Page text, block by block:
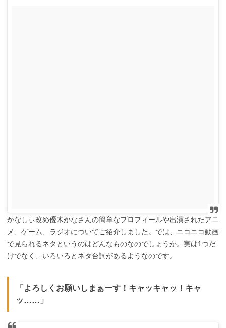
かなしぃ改め優木かなさんの簡単なプロフィールや出演されたアニ
メ、ゲーム、ラジオについてご紹介しました。では、ニコニコ動画
で見られるネタというのはどんなものなのでしょうか。実は1つだ
けでなく、いろいろとネタ台詞があるようなのです。
「よろしくお願いしまぁーす！キャッキャッ！キャ
ッ……」